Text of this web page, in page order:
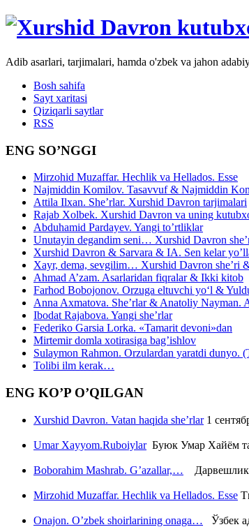
Adib asarlari, tarjimalari, hamda o'zbek va jahon
Bosh sahifa
Sayt xaritasi
Qiziqarli saytlar
RSS
ENG SO’NGGI
Mirzohid Muzaffar. Hechlik va Hellados. Esse
Najmiddin Komilov. Tasavvuf & Najmiddin
Attila Ilxan. She’rlar. Xurshid Davron tarjimalari
Rajab Xolbek. Xurshid Davron va uning
Abduhamid Pardayev. Yangi to’rtliklar
Unutayin degandim seni… Xurshid Davron
Xurshid Davron & Sarvara & IA. Sen kelar
Xayr, dema, sevgilim… Xurshid Davron she’ri
Ahmad A’zam. Asarlaridan fiqralar & Ikki kitob
Farhod Bobojonov. Orzuga eltuvchi yo‘l &
Anna Axmatova. She’rlar & Anatoliy Nayman.
Ibodat Rajabova. Yangi she’rlar
Federiko Garsia Lorka. «Tamarit devoni»dan
Mirtemir domla xotirasiga bag’ishlov
Sulaymon Rahmon. Orzulardan yaratdi dunyo.
Tolibi ilm kerak…
ENG KO’P O’QILGAN
Xurshid Davron. Vatan haqida she’rlar1
Umar Xayyom.RuboiylarБуюк Умар Хайём
Boborahim Mashrab. G’azallar,… Дарвешлик
Mirzohid Muzaffar. Hechlik va Hellados. Esse
Onajon. O’zbek shoirlarining onaga… Ўзбек